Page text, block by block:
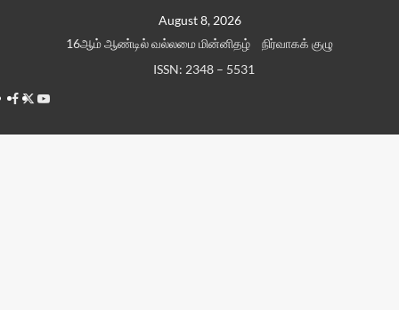
August 8, 2026
16ஆம் ஆண்டில் வல்லமை மின்னிதழ்
நிர்வாகக் குழு
ISSN: 2348 – 5531
Facebook
TwitterYoutube